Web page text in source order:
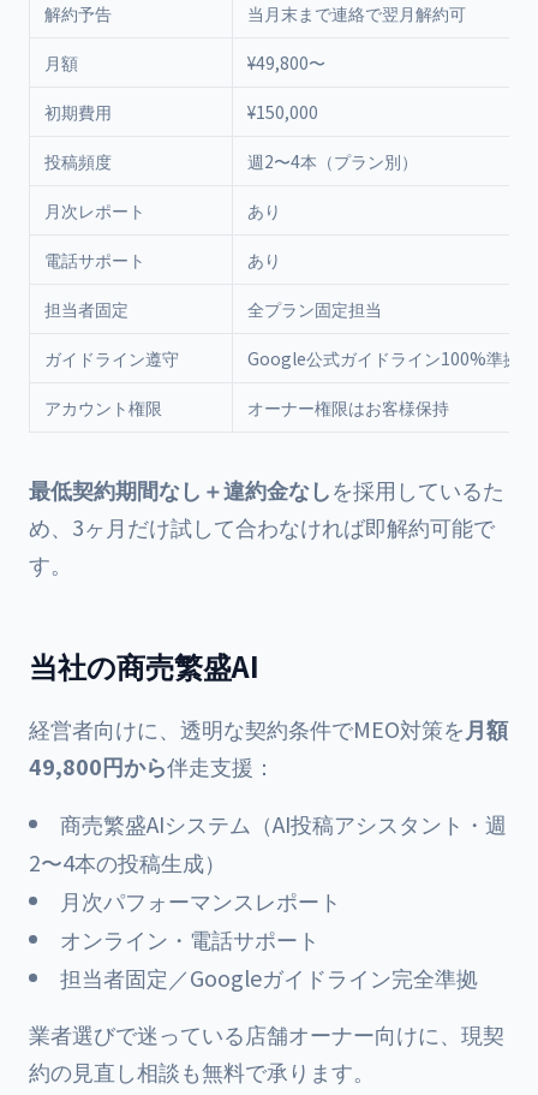
解約予告 当月末まで連絡で翌月解約可
月額 ¥49,800〜
初期費用 ¥150,000
投稿頻度 週2〜4本（プラン別）
月次レポート あり
電話サポート あり
担当者固定 全プラン固定担当
ガイドライン遵守 Google公式ガイドライン100%準拠
アカウント権限 オーナー権限はお客様保持
最低契約期間なし＋違約金なしを採用しているた
め、3ヶ月だけ試して合わなければ即解約可能で
す。
当社の商売繁盛AI
経営者向けに、透明な契約条件でMEO対策を月額
49,800円から伴走支援：
商売繁盛AIシステム（AI投稿アシスタント・週
2〜4本の投稿生成）
月次パフォーマンスレポート
オンライン・電話サポート
担当者固定／Googleガイドライン完全準拠
業者選びで迷っている店舗オーナー向けに、現契
約の見直し相談も無料で承ります。